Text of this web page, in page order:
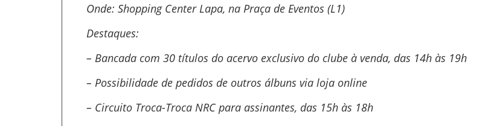
Onde: Shopping Center Lapa, na Praça de Eventos (L1)
Destaques:
– Bancada com 30 títulos do acervo exclusivo do clube à venda, das 14h às 19h
– Possibilidade de pedidos de outros álbuns via loja online
– Circuito Troca-Troca NRC para assinantes, das 15h às 18h